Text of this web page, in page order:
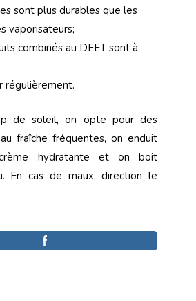
sont plus durables que les
vaporisateurs;
combinés au DEET sont à
régulièrement.
de soleil, on opte pour des
fraîche fréquentes, on enduit
hydratante et on boit
En cas de maux, direction le